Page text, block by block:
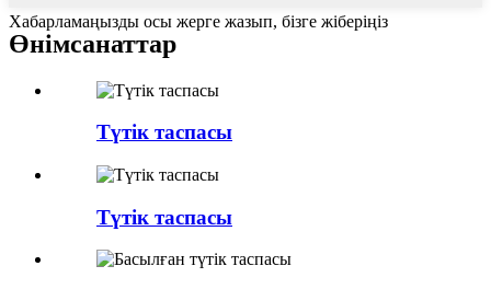
Хабарламаңызды осы жерге жазып, бізге жіберіңіз
Өнімсанаттар
Түтік таспасы
Түтік таспасы